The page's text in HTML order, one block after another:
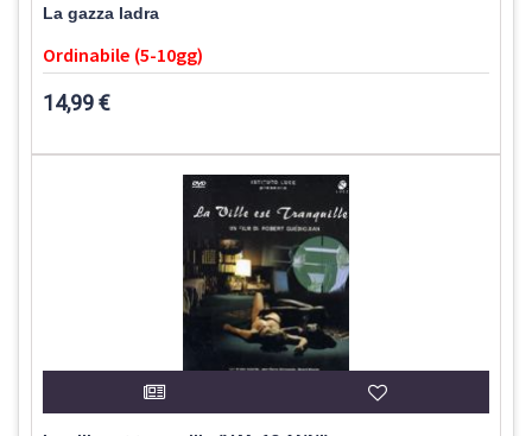
La gazza ladra
Ordinabile (5-10gg)
14,99 €